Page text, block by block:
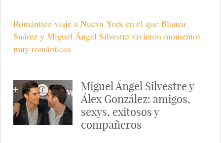
Romántico viaje a Nueva York en el que Blanca
Suárez y Miguel Ángel Silvestre vivieron momentos
muy románticos
Miguel Ángel Silvestre y
Álex González: amigos,
sexys, exitosos y
compañeros